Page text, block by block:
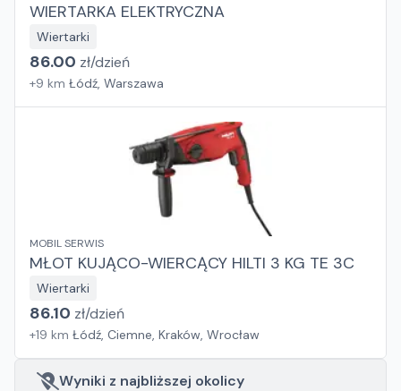
WIERTARKA ELEKTRYCZNA
Wiertarki
86.00 zł/dzień
+9 km Łódź, Warszawa
MOBIL SERWIS
MŁOT KUJĄCO-WIERCĄCY HILTI 3 KG TE 3C
Wiertarki
86.10 zł/dzień
+19 km Łódź, Ciemne, Kraków, Wrocław
Wyniki z najbliższej okolicy